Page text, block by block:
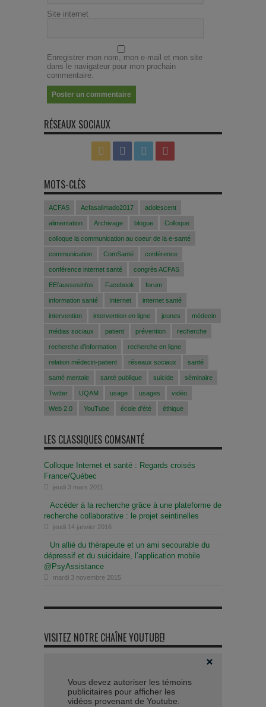
Site internet
Enregistrer mon nom, mon e-mail et mon site
dans le navigateur pour mon prochain
commentaire.
RÉSEAUX SOCIAUX
MOTS-CLÉS
ACFAS Acfasalimado2017 adolescent
alimentation Archivage blogue Colloque
colloque la communication au coeur de la e-santé
communication ComSanté conférence
conférence internet santé congrès ACFAS
EEfaussesinfos Facebook forum
information santé Internet internet santé
intervention intervention en ligne jeunes médecin
médias sociaux patient prévention recherche
recherche d'information recherche en ligne
relation médecin-patient réseaux sociaux santé
santé mentale santé publique suicide séminaire
Twitter UQAM usage usages vidéo
Web 2.0 YouTube école d'été éthique
LES CLASSIQUES COMSANTÉ
Colloque Internet et santé : Regards croisés
France/Québec
jeudi 3 mars 2011
Accéder à la recherche grâce à une plateforme de
recherche collaborative : le projet seintinelles
jeudi 14 janvier 2016
Un allié du thérapeute et un ami secourable du
dépressif et du suicidaire, l’application mobile
@PsyAssistance
mardi 3 novembre 2015
VISITEZ NOTRE CHAÎNE YOUTUBE!
Vous devez autoriser les témoins
publicitaires pour afficher les
vidéos provenant de Youtube.